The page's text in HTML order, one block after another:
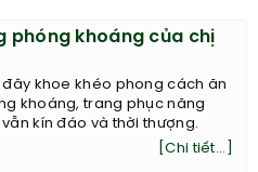
phóng khoáng của chị
đây khoe khéo phong cách ăn
khoáng, trang phục năng
kín đáo và thời thượng.
[Chi tiết...]